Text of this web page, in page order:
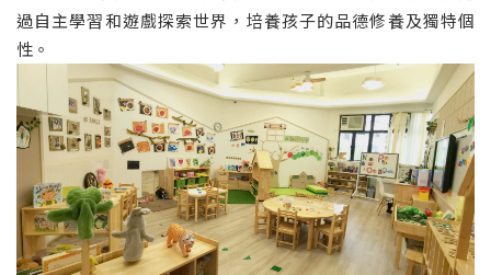
過自主學習和遊戲探索世界，培養孩子的品德修養及獨特個
性。